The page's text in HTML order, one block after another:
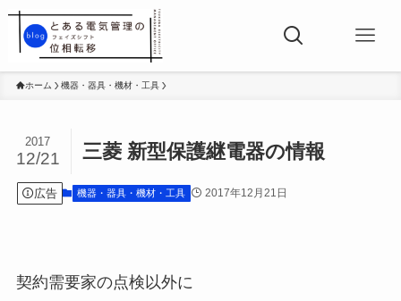
ホーム 機器・器具・機材・工具
三菱 新型保護継電器の情報
2017
12/21
広告 機器・器具・機材・工具 2017年12月21日
契約需要家の点検以外に